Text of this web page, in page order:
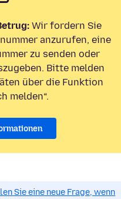
Wir fordern Sie
anzurufen, eine
zu senden oder
Bitte melden
über die Funktion
melden“.
Sie eine neue Frage, wenn